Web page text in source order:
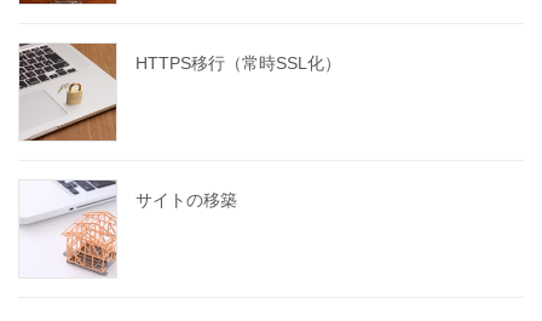
HTTPS移行（常時SSL化）
サイトの移築